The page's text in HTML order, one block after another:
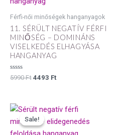
Férfi-női minőségek hanganyagok
11. SÉRÜLT NEGATÍV FÉRFI
MINŐSÉG – DOMINÁNS
VISELKEDÉS ELHAGYÁSA
HANGANYAG
Értékelés:
5990Ft 4493 Ft
Sale!
Sale!
Original
price
was:
5990 Ft.
Current
is:
4493 Ft.